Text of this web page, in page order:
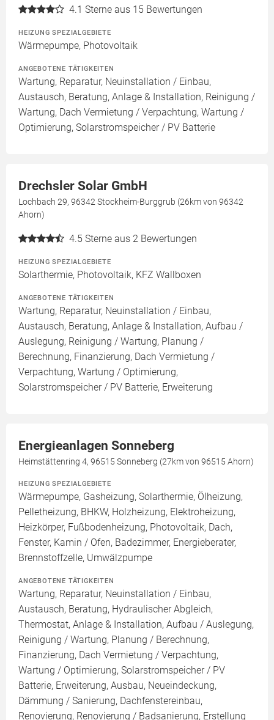
4.1 Sterne aus 15 Bewertungen
HEIZUNG SPEZIALGEBIETE
Wärmepumpe, Photovoltaik
ANGEBOTENE TÄTIGKEITEN
Wartung, Reparatur, Neuinstallation / Einbau,
Austausch, Beratung, Anlage & Installation, Reinigung /
Wartung, Dach Vermietung / Verpachtung, Wartung /
Optimierung, Solarstromspeicher / PV Batterie
Drechsler Solar GmbH
Lochbach 29, 96342 Stockheim-Burggrub (26km von 96342
Ahorn)
4.5 Sterne aus 2 Bewertungen
HEIZUNG SPEZIALGEBIETE
Solarthermie, Photovoltaik, KFZ Wallboxen
ANGEBOTENE TÄTIGKEITEN
Wartung, Reparatur, Neuinstallation / Einbau,
Austausch, Beratung, Anlage & Installation, Aufbau /
Auslegung, Reinigung / Wartung, Planung /
Berechnung, Finanzierung, Dach Vermietung /
Verpachtung, Wartung / Optimierung,
Solarstromspeicher / PV Batterie, Erweiterung
Energieanlagen Sonneberg
Heimstättenring 4, 96515 Sonneberg (27km von 96515 Ahorn)
HEIZUNG SPEZIALGEBIETE
Wärmepumpe, Gasheizung, Solarthermie, Ölheizung,
Pelletheizung, BHKW, Holzheizung, Elektroheizung,
Heizkörper, Fußbodenheizung, Photovoltaik, Dach,
Fenster, Kamin / Ofen, Badezimmer, Energieberater,
Brennstoffzelle, Umwälzpumpe
ANGEBOTENE TÄTIGKEITEN
Wartung, Reparatur, Neuinstallation / Einbau,
Austausch, Beratung, Hydraulischer Abgleich,
Thermostat, Anlage & Installation, Aufbau / Auslegung,
Reinigung / Wartung, Planung / Berechnung,
Finanzierung, Dach Vermietung / Verpachtung,
Wartung / Optimierung, Solarstromspeicher / PV
Batterie, Erweiterung, Ausbau, Neueindeckung,
Dämmung / Sanierung, Dachfenstereinbau,
Renovierung, Renovierung / Badsanierung, Erstellung